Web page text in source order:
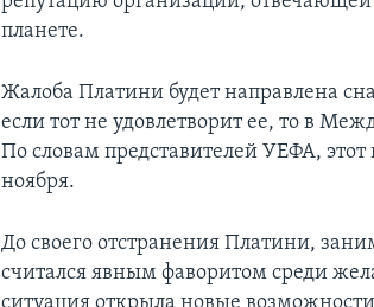
планете.
Жалоба Платини будет направлена
если тот не удовлетворит ее, то в
По словам представителей УЕФА,
ноября.
До своего отстранения Платини,
считался явным фаворитом среди